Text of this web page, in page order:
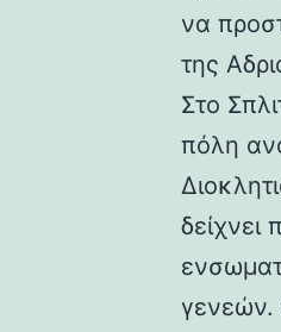
να
της
Στο
πόλη
δείχνει
γενεών.